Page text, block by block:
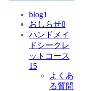
blog1
おしらせ8
ハンドメイ
ドシークレ
ットコース
15
よくあ
る質問